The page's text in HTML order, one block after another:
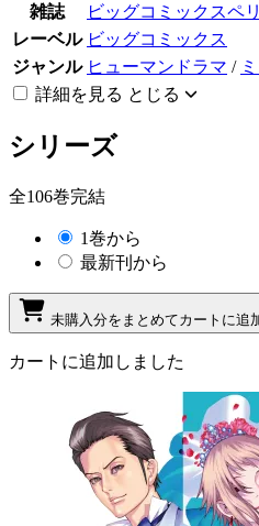
雑誌
ビッグコミックスペ
レーベル ビッグコミックス
ジャンル ヒューマンドラマ /
詳細を見る とじる
シリーズ
全106巻完結
1巻から
最新刊から
未購入分をまとめてカートに追
カートに追加しました